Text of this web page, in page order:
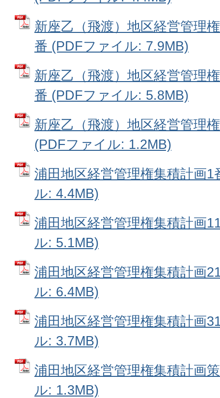
新座乙（飛渡）地区経営管理
番 (PDFファイル: 7.9MB)
新座乙（飛渡）地区経営管理
番 (PDFファイル: 5.8MB)
新座乙（飛渡）地区経営管理
(PDFファイル: 1.2MB)
浦田地区経営管理権集積計画
ル: 4.4MB)
浦田地区経営管理権集積計画
ル: 5.1MB)
浦田地区経営管理権集積計画
ル: 6.4MB)
浦田地区経営管理権集積計画
ル: 3.7MB)
浦田地区経営管理権集積計画
ル: 1.3MB)